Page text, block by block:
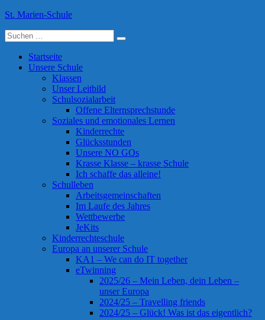
Skip
content
St. Marien-Schule
Katholische Grundschule in Moers
Suche
nach:
Startseite
Unsere Schule
Klassen
Unser Leitbild
Schulsozialarbeit
Offene Elternsprechstunde
Soziales und emotionales Lernen
Kinderrechte
Glücksstunden
Unsere NO GOs
Krasse Klasse – krasse Schule
Ich schaffe das alleine!
Schulleben
Arbeitsgemeinschaften
Im Laufe des Jahres
Wettbewerbe
JeKits
Kinderrechteschule
Europa an unserer Schule
KA1 – We can do IT together
eTwinning
2025/26 – Mein Leben, dein Leben –
unser Europa
2024/25 – Travelling friends
2024/25 – Glück! Was ist das eigentlich?